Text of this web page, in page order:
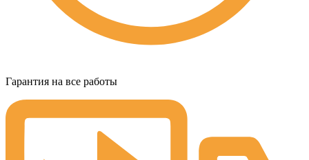
Гарантия на все работы